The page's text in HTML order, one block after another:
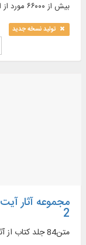
بیش از ۶۶۰۰۰ مورد از اعلام اشخاص، برگرفته از ۵۴ منبع معتبر رجالی ...
تولید نسخه جدید
مجموعه آثار
2
متن84 جلد کتاب از آثار آیت‌ الله شیخ محمد سند